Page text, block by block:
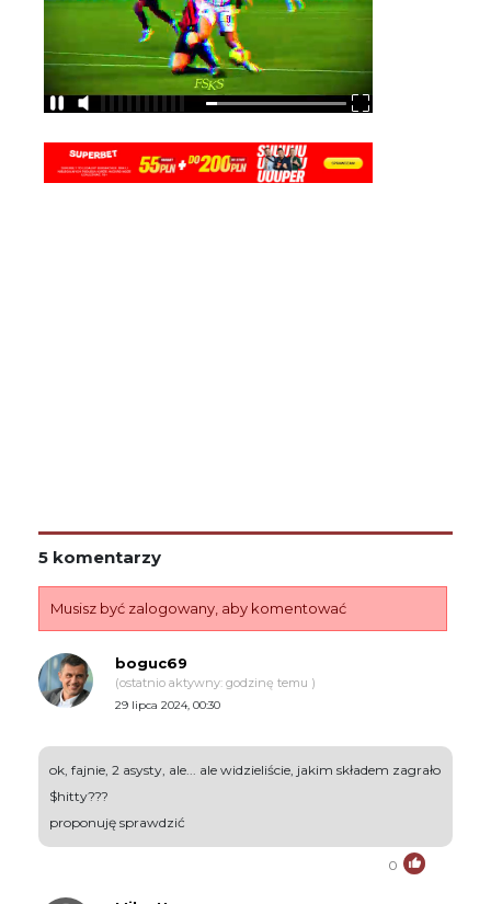
5 komentarzy
Musisz być zalogowany, aby komentować
boguc69
(ostatnio aktywny: godzinę temu )
29 lipca 2024, 00:30
ok, fajnie, 2 asysty, ale... ale widzieliście, jakim składem zagrało
$hitty???
proponuję sprawdzić
0